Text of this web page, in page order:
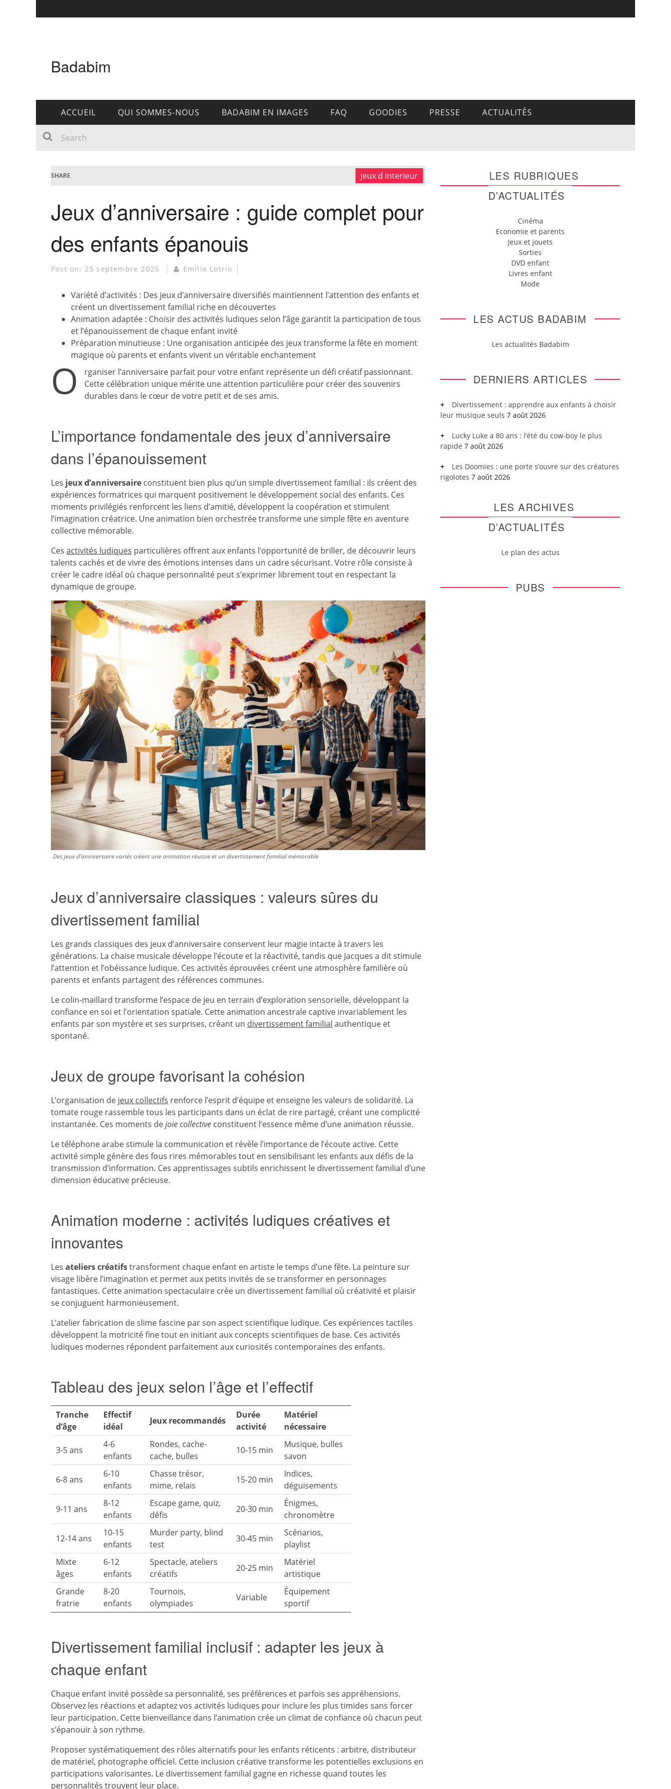
Badabim
ACCUEIL QUI SOMMES-NOUS BADABIM EN IMAGES FAQ GOODIES PRESSE ACTUALITÉS
SHARE jeux d interieur
Jeux d’anniversaire : guide complet pour
des enfants épanouis
Post on: 25 septembre 2025 Emilie Lotrio
Variété d’activités : Des jeux d’anniversaire diversifiés maintiennent l’attention des enfants et
créent un divertissement familial riche en découvertes
Animation adaptée : Choisir des activités ludiques selon l’âge garantit la participation de tous
et l’épanouissement de chaque enfant invité
Préparation minutieuse : Une organisation anticipée des jeux transforme la fête en moment
magique où parents et enfants vivent un véritable enchantement
O
rganiser l’anniversaire parfait pour votre enfant représente un défi créatif passionnant.
Cette célébration unique mérite une attention particulière pour créer des souvenirs
durables dans le cœur de votre petit et de ses amis.
L’importance fondamentale des jeux d’anniversaire
dans l’épanouissement
Les jeux d’anniversaire constituent bien plus qu’un simple divertissement familial : ils créent des
expériences formatrices qui marquent positivement le développement social des enfants. Ces
moments privilégiés renforcent les liens d’amitié, développent la coopération et stimulent
l’imagination créatrice. Une animation bien orchestrée transforme une simple fête en aventure
collective mémorable.
Ces activités ludiques particulières offrent aux enfants l’opportunité de briller, de découvrir leurs
talents cachés et de vivre des émotions intenses dans un cadre sécurisant. Votre rôle consiste à
créer le cadre idéal où chaque personnalité peut s’exprimer librement tout en respectant la
dynamique de groupe.
Des jeux d’anniversaire variés créent une animation réussie et un divertissement familial mémorable
Jeux d’anniversaire classiques : valeurs sûres du
divertissement familial
Les grands classiques des jeux d’anniversaire conservent leur magie intacte à travers les
générations. La chaise musicale développe l’écoute et la réactivité, tandis que Jacques a dit stimule
l’attention et l’obéissance ludique. Ces activités éprouvées créent une atmosphère familière où
parents et enfants partagent des références communes.
Le colin-maillard transforme l’espace de jeu en terrain d’exploration sensorielle, développant la
confiance en soi et l’orientation spatiale. Cette animation ancestrale captive invariablement les
enfants par son mystère et ses surprises, créant un divertissement familial authentique et
spontané.
Jeux de groupe favorisant la cohésion
L’organisation de jeux collectifs renforce l’esprit d’équipe et enseigne les valeurs de solidarité. La
tomate rouge rassemble tous les participants dans un éclat de rire partagé, créant une complicité
instantanée. Ces moments dejoie collective constituent l’essence même d’une animation réussie.
Le téléphone arabe stimule la communication et révèle l’importance de l’écoute active. Cette
activité simple génère des fous rires mémorables tout en sensibilisant les enfants aux défis de la
transmission d’information. Ces apprentissages subtils enrichissent le divertissement familial d’une
dimension éducative précieuse.
Animation moderne : activités ludiques créatives et
innovantes
Les ateliers créatifstransforment chaque enfant en artiste le temps d’une fête. La peinture sur
visage libère l’imagination et permet aux petits invités de se transformer en personnages
fantastiques. Cette animation spectaculaire crée un divertissement familial où créativité et plaisir
se conjuguent harmonieusement.
L’atelier fabrication de slime fascine par son aspect scientifique ludique. Ces expériences tactiles
développent la motricité fine tout en initiant aux concepts scientifiques de base. Ces activités
ludiques modernes répondent parfaitement aux curiosités contemporaines des enfants.
Tableau des jeux selon l’âge et l’effectif
Tranche
d’âge
Effectif
idéal
Jeux recommandés
Durée
activité
Matériel
nécessaire
3-5 ans
4-6
enfants
Rondes, cache-
cache, bulles
10-15 min
Musique, bulles
savon
6-8 ans
6-10
enfants
Chasse trésor,
mime, relais
15-20 min
Indices,
déguisements
9-11 ans
8-12
enfants
Escape game, quiz,
défis
20-30 min
Énigmes,
chronomètre
12-14 ans
10-15
enfants
Murder party, blind
test
30-45 min
Scénarios,
playlist
Mixte
âges
6-12
enfants
Spectacle, ateliers
créatifs
20-25 min
Matériel
artistique
Grande
fratrie
8-20
enfants
Tournois,
olympiades
Variable
Équipement
sportif
Divertissement familial inclusif : adapter les jeux à
chaque enfant
Chaque enfant invité possède sa personnalité, ses préférences et parfois ses appréhensions.
Observez les réactions et adaptez vos activités ludiques pour inclure les plus timides sans forcer
leur participation. Cette bienveillance dans l’animation crée un climat de confiance où chacun peut
s’épanouir à son rythme.
Proposer systématiquement des rôles alternatifs pour les enfants réticents : arbitre, distributeur
de matériel, photographe officiel. Cette inclusion créative transforme les potentielles exclusions en
participations valorisantes. Le divertissement familial gagne en richesse quand toutes les
personnalités trouvent leur place.
LES RUBRIQUES
D’ACTUALITÉS
Cinéma
Economie et parents
Jeux et jouets
Sorties
DVD enfant
Livres enfant
Mode
LES ACTUS BADABIM
Les actualités Badabim
DERNIERS ARTICLES
Divertissement : apprendre aux enfants à choisir
leur musique seuls 7 août 2026
Lucky Luke a 80 ans : l’été du cow-boy le plus
rapide 7 août 2026
Les Doomies : une porte s’ouvre sur des créatures
rigolotes 7 août 2026
LES ARCHIVES
D’ACTUALITÉS
Le plan des actus
PUBS